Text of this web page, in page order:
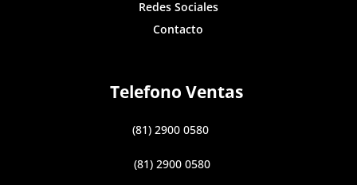
Redes Sociales
Contacto
Telefono Ventas
(81) 2900 0580
(81) 2900 0580